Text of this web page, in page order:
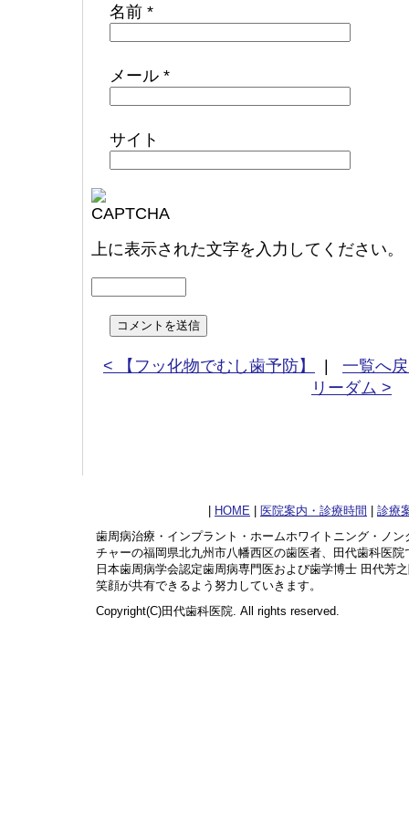
名前 *
メール *
サイト
上に表示された文字を入力してください。
< 【フッ化物でむし歯予防】 | 一覧へ
リーダム >
HOME 医院案内・診療時間
診療
歯周病治療・インプラント・ホームホワイトニング・ノン
チャーの福岡県北九州市八幡西区の歯医者、田代歯科医院
日本歯周病学会認定歯周病専門医および歯学博士 田代芳
笑顔が共有できるよう努力していきます。
Copyright(C)田代歯科医院. All rights reserved.